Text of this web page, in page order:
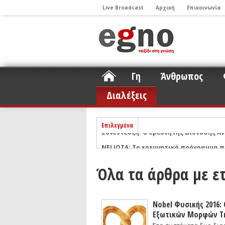
Live Broadcast Αρχική Επικοινωνία
Γη Άνθρωπος
Διαλέξεις
Επιλεγμένα
Σελήνη
Podcast: Ο Διονύσης Σιμόπουλος
Άρθρο με αφορμή το Nobel Φυσικής
Συνέντευξη: Το ελληνικό
Συνέντευξη: Ο ερευνητής
Όλα τα άρθρα με
Nobel Φυσικής
Εξωτικών Μορφών